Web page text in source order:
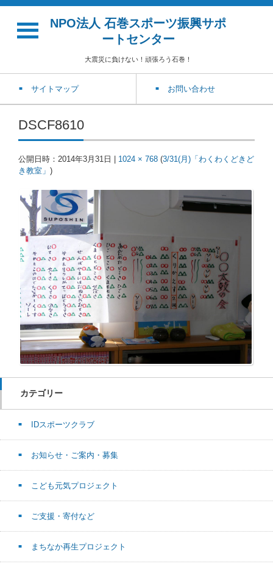
NPO法人 石巻スポーツ振興サポ
ートセンター
大震災に負けない！頑張ろう石巻！
サイトマップ お問い合わせ
DSCF8610
公開日時： 2014年3月31日 1024 × 768 (3/31(月)「わくわくどきど
き教室」 )
カテゴリー
IDスポーツクラブ
お知らせ・ご案内・募集
こども元気プロジェクト
ご支援・寄付など
まちなか再生プロジェクト